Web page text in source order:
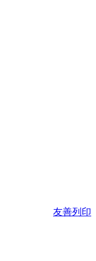
友善列印